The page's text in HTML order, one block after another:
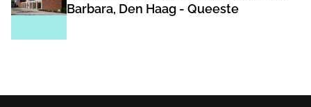
Barbara, Den Haag - Queeste